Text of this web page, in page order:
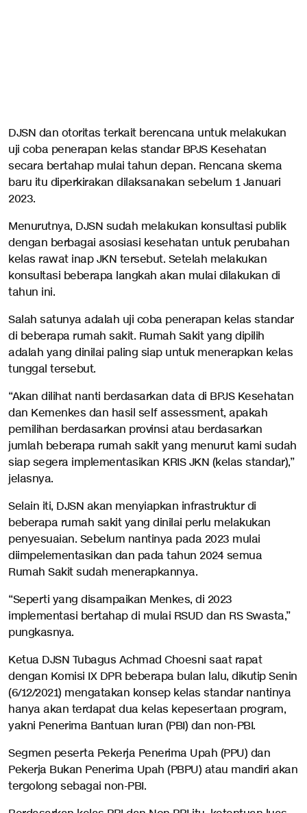
DJSN dan otoritas terkait berencana untuk melakukan
uji coba penerapan kelas standar BPJS Kesehatan
secara bertahap mulai tahun depan. Rencana skema
baru itu diperkirakan dilaksanakan sebelum 1 Januari
2023.
Menurutnya, DJSN sudah melakukan konsultasi publik
dengan berbagai asosiasi kesehatan untuk perubahan
kelas rawat inap JKN tersebut. Setelah melakukan
konsultasi beberapa langkah akan mulai dilakukan di
tahun ini.
Salah satunya adalah uji coba penerapan kelas standar
di beberapa rumah sakit. Rumah Sakit yang dipilih
adalah yang dinilai paling siap untuk menerapkan kelas
tunggal tersebut.
“Akan dilihat nanti berdasarkan data di BPJS Kesehatan
dan Kemenkes dan hasil self assessment, apakah
pemilihan berdasarkan provinsi atau berdasarkan
jumlah beberapa rumah sakit yang menurut kami sudah
siap segera implementasikan KRIS JKN (kelas standar),”
jelasnya.
Selain iti, DJSN akan menyiapkan infrastruktur di
beberapa rumah sakit yang dinilai perlu melakukan
penyesuaian. Sebelum nantinya pada 2023 mulai
diimpelementasikan dan pada tahun 2024 semua
Rumah Sakit sudah menerapkannya.
“Seperti yang disampaikan Menkes, di 2023
implementasi bertahap di mulai RSUD dan RS Swasta,”
pungkasnya.
Ketua DJSN Tubagus Achmad Choesni saat rapat
dengan Komisi IX DPR beberapa bulan lalu, dikutip Senin
(6/12/2021) mengatakan konsep kelas standar nantinya
hanya akan terdapat dua kelas kepesertaan program,
yakni Penerima Bantuan Iuran (PBI) dan non-PBI.
Segmen peserta Pekerja Penerima Upah (PPU) dan
Pekerja Bukan Penerima Upah (PBPU) atau mandiri akan
tergolong sebagai non-PBI.